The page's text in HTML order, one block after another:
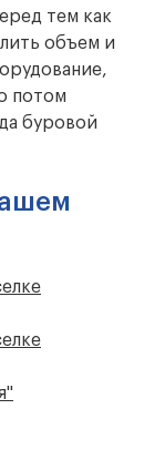
тем как
объем и
потом
буровой